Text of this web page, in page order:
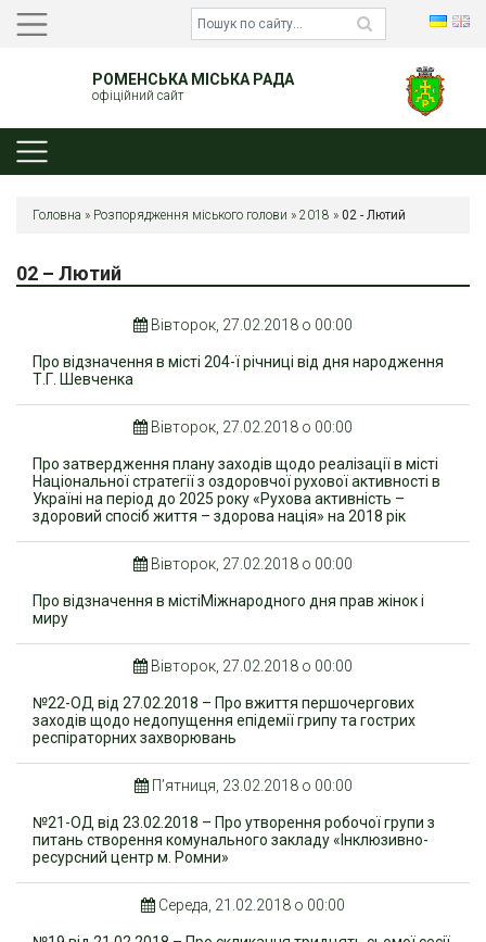
РОМЕНСЬКА МІСЬКА РАДА
офіційний сайт
Головна » Розпорядження міського голови » 2018 » 02 - Лютий
02 – Лютий
Вівторок, 27.02.2018 о 00:00
Про відзначення в місті 204-ї річниці від дня народження
Т.Г. Шевченка
Вівторок, 27.02.2018 о 00:00
Про затвердження плану заходів щодо реалізації в місті
Національної стратегії з оздоровчої рухової активності в
Україні на період до 2025 року «Рухова активність –
здоровий спосіб життя – здорова нація» на 2018 рік
Вівторок, 27.02.2018 о 00:00
Про відзначення в містіМіжнародного дня прав жінок і
миру
Вівторок, 27.02.2018 о 00:00
№22-ОД від 27.02.2018 – Про вжиття першочергових
заходів щодо недопущення епідемії грипу та гострих
респіраторних захворювань
П’ятниця, 23.02.2018 о 00:00
№21-ОД від 23.02.2018 – Про утворення робочої групи з
питань створення комунального закладу «Інклюзивно-
ресурсний центр м. Ромни»
Середа, 21.02.2018 о 00:00